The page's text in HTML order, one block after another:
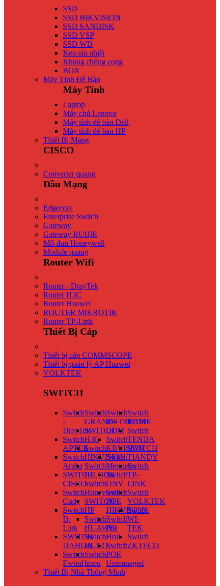
SSD
SSD HIKVISION
SSD SANDISK
SSD VSP
SSD WD
Keo tản nhiệt
Khung chống cong
BOX
Máy Tính Để Bàn
Máy Tính
Laptop
Máy chủ Lenovo
Máy tính để bàn Dell
Máy tính để bàn HP
Thiết Bị Mạng
CISCO
Converter quang
Đầu Mạng
Edgecore
Enterprise Switch
Gateway
Gateway RUIJIE
Mô-đun Honeywell
Module quang
Router Wifi
Router - DrayTek
Router H3C
Router Huawei
ROUTER MIKROTIK
Router TP-Link
Thiết Bị Cáp
Thiết bị cáp COMMSCOPE
Thiết bị quản lý AP Huawei
VOLKTEK
SWITCH
Switch
-
DrayTek
Switch
APTEK
Switch
Aruba
SWITCH
CISCO
Switch
Cudy
Switch
D-
Link
SWITCH
DAHUA
Switch
Ewind
Switch
GRANDSTREAM
SWITCH
H3C
Switch
HIKVISION
Switch
HILOOK
Switch
Honeywell
SWITCH
HP
Switch
HUAWEI
Switch
HUNO
Switch
Imou
Switch
IP-
COM
Switch
KBVISION
Switch
Mercusys
Switch
ONV
Switch
POE
HIKVISION
Switch
Poe
Hrui
Switch
POE
Unmanaged
Switch
RUIJIE
Switch
TENDA
SWITCH
TIANDY
Switch
TP-
LINK
Switch
VOLKTEK
Switch
WI-
TEK
Switch
ZKTECO
Thiết Bị Nhà Thông Minh